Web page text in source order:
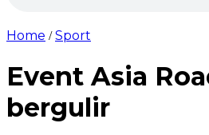
Home /Sport
Event Asia
bergulir